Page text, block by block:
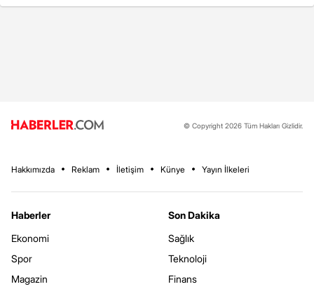
© Copyright 2026 Tüm Hakları Gizlidir.
Hakkımızda Reklam İletişim Künye Yayın İlkeleri
Haberler
Ekonomi
Spor
Magazin
Son Dakika
Sağlık
Teknoloji
Finans